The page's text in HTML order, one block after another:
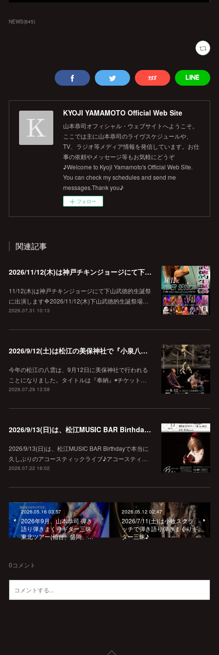
NEWS(845)
KYOJI YAMAMOTO Official Web Site
山本恭司オフィシャル・ウェブサイトへようこそ。
ここでは主に山本恭司のライヴスケジュールや、
TV、ラジオ等メディア情報を発信しています。お仕
事の依頼やメッセージ等もお気軽にどうぞ
♪Welcome to Kyoji Yamamoto's Official Web Site.
You can check my schedules and send me
messages.Thank you♪
フォロー
関連記事
2026/11/12(木)は神戸チキンジョージにて下山武徳的生誕祭に出演します♪
11/12(木)は神戸チキンジョージにて下山武徳的生誕祭
に出演します🔷2026/11/12(木)下山武徳的生誕祭場…
2026.07.31 10:13
2026/9/12(土)は松江の美保神社で『小泉八雲朗読のしらべ』
今年の松江の八雲は、9月12日に美保神社で行われる
ことになりました。タイトルは『奉納』◉チケット…
2026.07.29 13:58
2026/9/13(日)は、松江MUSIC BAR Birthdayでアコースティック弾き語り弾きまくりギター三昧♪
2026/9/13(日)は、松江MUSIC BAR Birthdayで本当に
久しぶりのアコースティックライブ♪アコースティ…
2026.07.22 16:02
2026.05.16 03:57
2026年9月、山本恭司 弾き
語り弾きまくりギター三昧
東北ツアー(仙台、盛岡、…
2026.05.12 02:47
2026/7/11(土)は小牧スクラ
ッチで弾き語り弾きまくりギ
ター三昧♪
0コメント